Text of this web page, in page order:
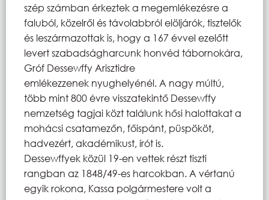
szép számban érkeztek a megemlékezésre a
faluból, közelről és távolabbról elöljárók, tisztelők
és leszármazottak is, hogy a 167 évvel ezelőtt
levert szabadságharcunk honvéd tábornokára,
Gróf Dessewffy Arisztidre
emlékezzenek nyughelyénél. A nagy múltú,
több mint 800 évre visszatekintő Dessewffy
nemzetség tagjai közt találunk hősi halottakat a
mohácsi csatamezőn, főispánt, püspököt,
hadvezért, akadémikust, írót is.
Dessewffyek közül 19-en vettek részt tiszti
rangban az 1848/49-es harcokban. A vértanú
egyik rokona, Kassa polgármestere volt a